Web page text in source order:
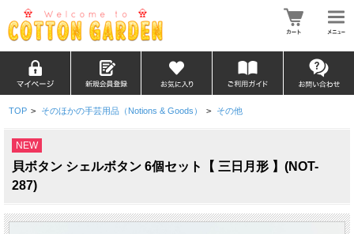
TOP > そのほかの手芸用品（Notions & Goods） > その他
NEW
貝ボタン シェルボタン 6個セット【 三日月形 】(NOT-
287)